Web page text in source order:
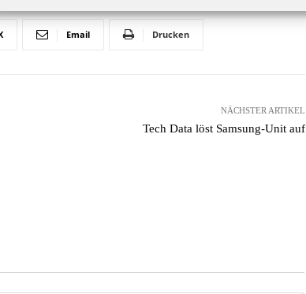
Email Drucken
NÄCHSTER ARTIKEL
Tech Data löst Samsung-Unit auf